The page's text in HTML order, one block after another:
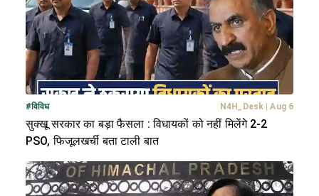
#विविध N4H_Desk | Aug 6
सुक्खू सरकार का बड़ा फैसला : विधायकों को नहीं मिलेंगे 2-2
PSO, फिजूलखर्ची बता टाली बात